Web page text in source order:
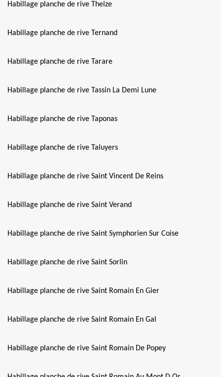
Habillage planche de rive Theize
Habillage planche de rive Ternand
Habillage planche de rive Tarare
Habillage planche de rive Tassin La Demi Lune
Habillage planche de rive Taponas
Habillage planche de rive Taluyers
Habillage planche de rive Saint Vincent De Reins
Habillage planche de rive Saint Verand
Habillage planche de rive Saint Symphorien Sur Coise
Habillage planche de rive Saint Sorlin
Habillage planche de rive Saint Romain En Gier
Habillage planche de rive Saint Romain En Gal
Habillage planche de rive Saint Romain De Popey